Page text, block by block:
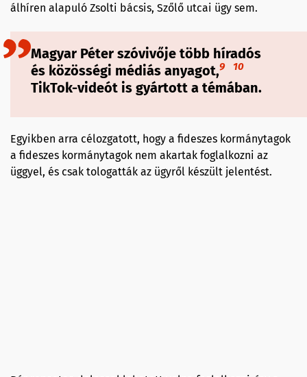
álhíren alapuló Zsolti bácsis, Szőlő utcai ügy sem.
Magyar Péter szóvivője több híradós
és közösségi médiás anyagot,9 10
TikTok-videót is gyártott a témában.
Egyikben arra célozgatott, hogy a fideszes kormánytagok
a fideszes kormánytagok nem akartak foglalkozni az
üggyel, és csak tologatták az ügyről készült jelentést.